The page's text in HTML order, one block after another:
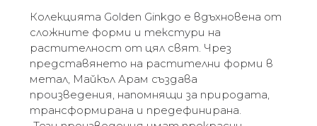
Колекцията Golden Ginkgo е вдъхновена от
сложните форми и текстури на
растителност от цял свят. Чрез
представянето на растителни форми в
метал, Майкъл Арам създава
произведения, напомнящи за природата,
трансформирана и предефинирана.